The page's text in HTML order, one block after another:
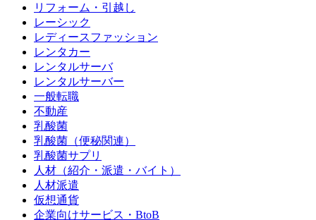
リフォーム・引越し
レーシック
レディースファッション
レンタカー
レンタルサーバ
レンタルサーバー
一般転職
不動産
乳酸菌
乳酸菌（便秘関連）
乳酸菌サプリ
人材（紹介・派遣・バイト）
人材派遣
仮想通貨
企業向けサービス・BtoB